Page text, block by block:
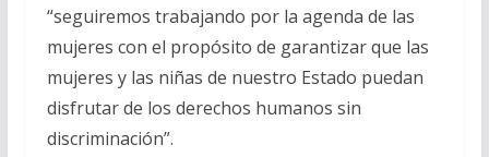
“seguiremos trabajando por la agenda de las
mujeres con el propósito de garantizar que las
mujeres y las niñas de nuestro Estado puedan
disfrutar de los derechos humanos sin
discriminación”.